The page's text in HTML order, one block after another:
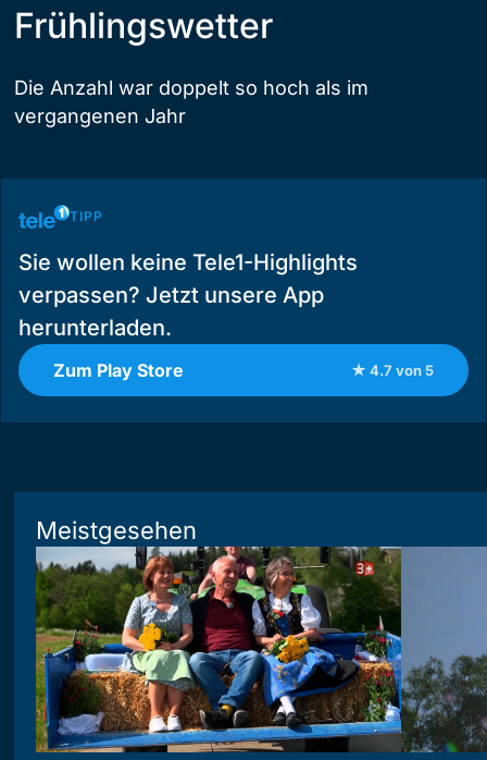
Frühlingswetter
Die Anzahl war doppelt so hoch als im
vergangenen Jahr
TIPP
Sie wollen keine Tele1-Highlights
verpassen? Jetzt unsere App
herunterladen.
Zum Play Store ★ 4.7 von 5
Meistgesehen